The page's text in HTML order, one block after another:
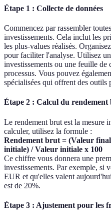
Étape 1 : Collecte de données
Commencez par rassembler
investissements. Cela inclut les
les plus-values réalisés.
pour faciliter l'analyse. Utilisez
investissements ou une feuille de
processus. Vous pouvez
spécialisées qui offrent des
Étape 2 : Calcul du rendement
Le rendement brut est la mesure
calculer, utilisez la formule :
Rendement brut = (Valeur
initiale) / Valeur initiale x 100
Ce chiffre vous donnera une
investissements. Par exemple, si
EUR et qu'elles valent
est de 20%.
Étape 3 : Ajustement pour les